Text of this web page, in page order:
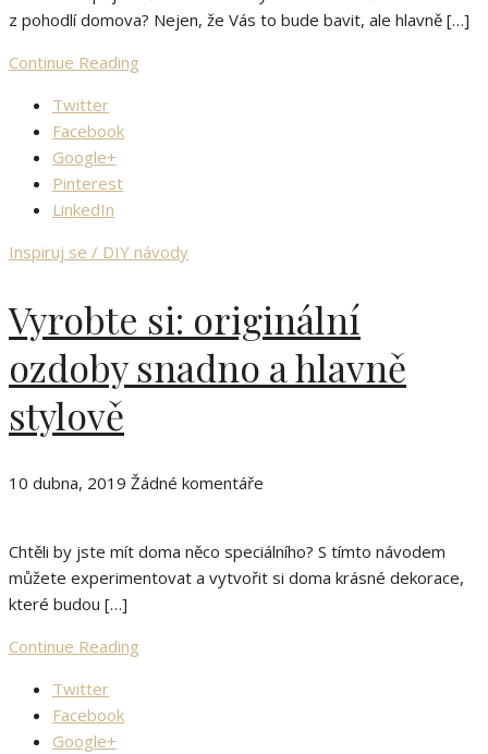
z pohodlí domova? Nejen, že Vás to bude bavit, ale hlavně […]
Continue Reading
Twitter
Facebook
Google+
Pinterest
LinkedIn
Inspiruj se / DIY návody
Vyrobte si: originální
ozdoby snadno a hlavně
stylově
10 dubna, 2019 Žádné komentáře
Chtěli by jste mít doma něco speciálního? S tímto návodem
můžete experimentovat a vytvořit si doma krásné dekorace,
které budou […]
Continue Reading
Twitter
Facebook
Google+